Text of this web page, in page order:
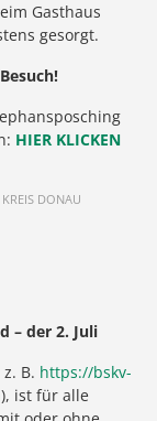
Gasthaus
gesorgt.
HIER KLICKEN
DONAU
– der 2. Juli
B. https://bskv-
), ist für alle